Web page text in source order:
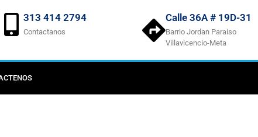
313 414 2794
Contactanos
Calle 36A # 19D-31
Barrio Jordan Paraiso
Villavicencio-Meta